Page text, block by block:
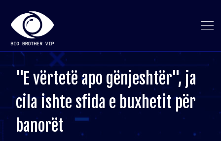
"E vërtetë apo gënjeshtër", ja
cila ishte sfida e buxhetit për
banorët